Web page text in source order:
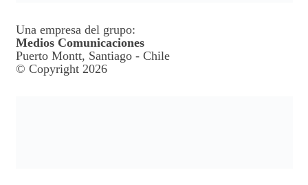
Una empresa del grupo:
Medios Comunicaciones
Puerto Montt, Santiago - Chile
© Copyright 2026